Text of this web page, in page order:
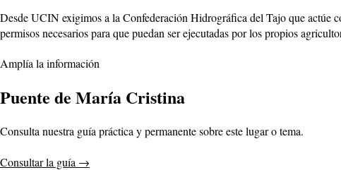
Desde UCIN exigimos a la Confederación Hidrográfica del Tajo que actúe
permisos necesarios para que puedan ser ejecutadas por los propios
Amplía la información
Puente de María Cristina
Consulta nuestra guía práctica y permanente sobre este lugar o tema.
Consultar la guía →